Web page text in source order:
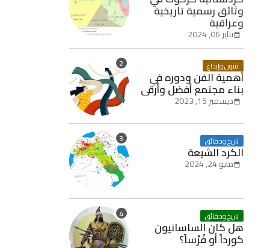
وثائق رسمية تاريخية
وعراقية
يناير 06, 2024
فنون وإبداع
أهمية الفن ودوره في
بناء مجتمع أفضل وأرقى
ديسمبر 15, 2023
تاريخ وحقائق
الكرد الشيعة
مايو 24, 2024
تاريخ وحقائق
هل كان الساسانيون
كورداً أو فُرْساً؟